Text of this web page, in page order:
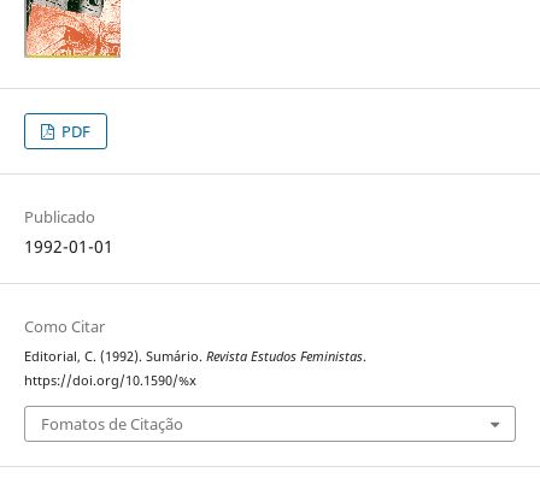
PDF
Publicado
1992-01-01
Como Citar
Editorial, C. (1992). Sumário. Revista Estudos Feministas.
https://doi.org/10.1590/%x
Fomatos de Citação